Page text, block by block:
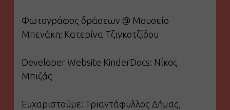
Φωτογράφος δράσεων @ Μουσείο
Μπενάκη: Κατερίνα Τζιγκοτζίδου
Developer Website KinderDocs: Νίκος
Μπιζάς
Ευχαριστούμε: Τριαντάφυλλος Δήμας,